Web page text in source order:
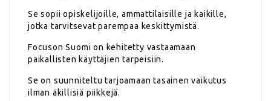
Se sopii opiskelijoille, ammattilaisille ja kaikille,
jotka tarvitsevat parempaa keskittymistä.
Focuson Suomi on kehitetty vastaamaan
paikallisten käyttäjien tarpeisiin.
Se on suunniteltu tarjoamaan tasainen vaikutus
ilman äkillisiä piikkejä.